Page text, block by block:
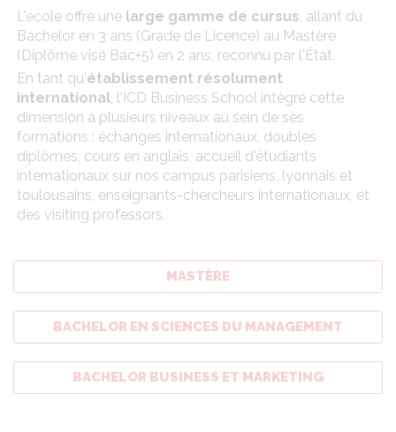
L'école offre une large gamme de cursus, allant du
Bachelor en 3 ans (Grade de Licence) au Mastère
(Diplôme visé Bac+5) en 2 ans, reconnu par l'État.
En tant qu'établissement résolument
international, l'ICD Business School intègre cette
dimension à plusieurs niveaux au sein de ses
formations : échanges internationaux, doubles
diplômes, cours en anglais, accueil d'étudiants
internationaux sur nos campus parisiens, lyonnais et
toulousains, enseignants-chercheurs internationaux, et
des visiting professors.
MASTÈRE
BACHELOR EN SCIENCES DU MANAGEMENT
BACHELOR BUSINESS ET MARKETING